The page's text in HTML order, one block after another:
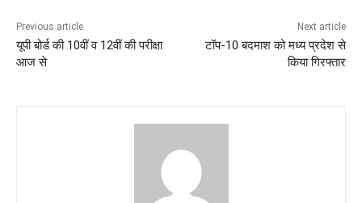
Previous article
यूपी बोर्ड की 10वीं व 12वीं की परीक्षा
आज से
Next article
टॉप-10 बदमाश को मध्य प्रदेश से
किया गिरफ्तार